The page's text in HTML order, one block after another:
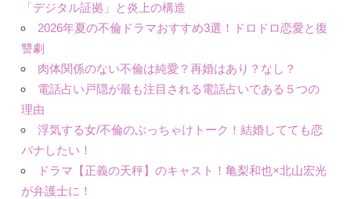
「デジタル証拠」と炎上の構造
2026年夏の不倫ドラマおすすめ3選！ドロドロ恋愛と復
讐劇
肉体関係のない不倫は純愛？再婚はあり？なし？
電話占い戸隠が最も注目される電話占いである５つの
理由
浮気する女/不倫のぶっちゃけトーク！結婚してても恋
バナしたい！
ドラマ【正義の天秤】のキャスト！亀梨和也×北山宏光
が弁護士に！